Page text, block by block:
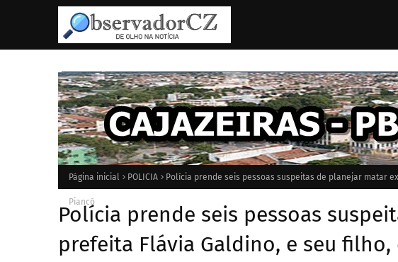
Página inicial POLICIA Polícia prende seis pessoas suspeitas de planejar matar
Piancó
Polícia prende seis pessoas
prefeita Flávia Galdino, e seu